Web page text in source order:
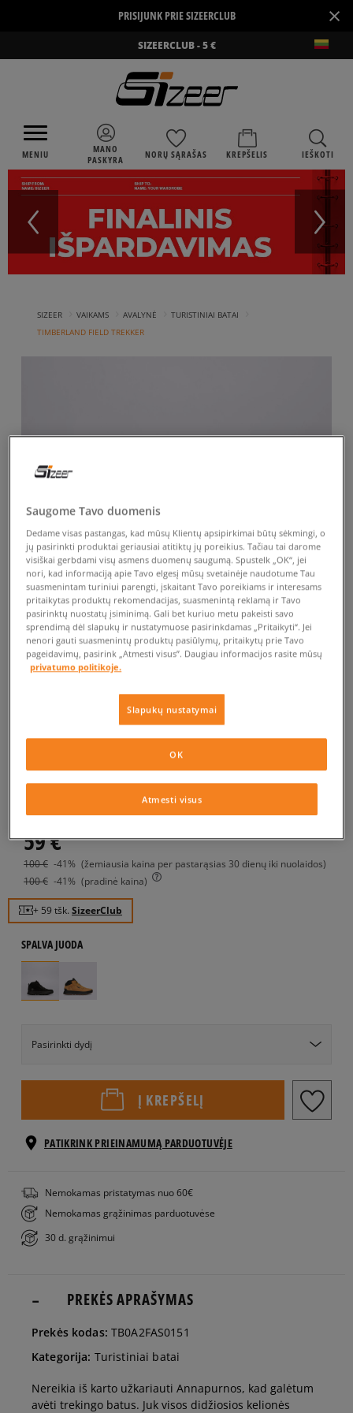
PRISIJUNK PRIE SIZEERCLUB ×
SIZEERCLUB - 5 €
MENIU
MANO
PASKYRA
NORŲ SĄRAŠAS KREPŠELIS IEŠKOTI
SIZEER VAIKAMS AVALYNĖ TURISTINIAI BATAI
TIMBERLAND FIELD TREKKER
TIMBERLAND FIELD
vaikams, turistiniai batai
100€ -41% (pradinė kaina)
100€ -41% (žemiausia kaina per pastarąsias 30 dienų iki nuolaidos)
59€
+ 59 tšk. SizeerClub
Pasirinkti dydį
EU dydžiai US dydžiai
23,5 cm
pėdos ilgį.
SPALVAJUODA
Į KREPŠELĮ
PATIKRINK PRIEINAMUMĄ PARDUOTUVĖJE
Nemokamas pristatymas nuo 60€
Nemokamas grąžinimas parduotuvėse
30 d. grąžinimui
PREKĖS APRAŠYMAS
Prekės kodas: TB0A2FAS0151
Kategorija: Turistiniai batai
Nereikia iš karto užkariauti Annapurnos, kad galėtum
avėti trekingo batus. Juk visos didžiosios kelionės
Saugome Tavo duomenis
Dedame visas pastangas, kad mūsų Klientų apsipirkimai būtų sėkmingi, o
jų pasirinkti produktai geriausiai atitiktų jų poreikius. Tačiau tai darome
visiškai gerbdami visų asmens duomenų saugumą. Spustelk „OK“, jei
nori, kad informaciją apie Tavo elgesį mūsų svetainėje naudotume Tau
suasmenintam turiniui parengti, įskaitant Tavo poreikiams ir interesams
pritaikytas produktų rekomendacijas, suasmenintą reklamą ir Tavo
pasirinktų nuostatų įsiminimą. Gali bet kuriuo metu pakeisti savo
sprendimą dėl slapukų ir nustatymuose pasirinkdamas „Pritaikyti“. Jei
nenori gauti suasmenintų produktų pasiūlymų, pritaikytų prie Tavo
pageidavimų, pasirink „Atmesti visus”. Daugiau informacijos rasite mūsų
privatumo politikoje.
Slapukų nustatymai
Atmesti visus
OK